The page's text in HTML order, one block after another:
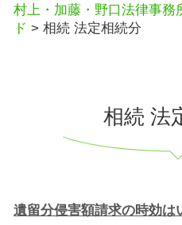
村上・加藤・野口法律事務
ド > 相続 法定相続分
相続 法
遺留分侵害額請求の時効は